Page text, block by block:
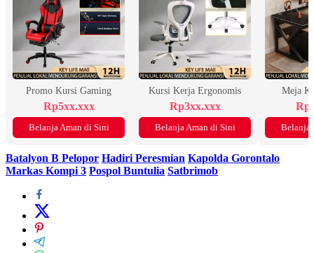
Promo Kursi Gaming
Rp5xx.xxx
Belanja Aman di Sini
Kursi Kerja Ergonomis
Rp3xx.xxx
Belanja Aman di Sini
Meja
Belanja
Batalyon B Pelopor Hadiri Peresmian Kapolda Gorontalo
Markas Kompi 3 Pospol Buntulia Satbrimob